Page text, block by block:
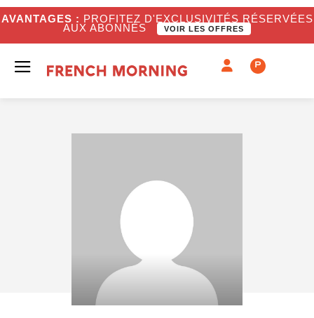
AVANTAGES : PROFITEZ D'EXCLUSIVITÉS RÉSERVÉES
AUX ABONNÉS VOIR LES OFFRES
P